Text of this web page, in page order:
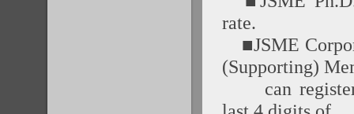
rate.
■JSME
(Supporting)
can register